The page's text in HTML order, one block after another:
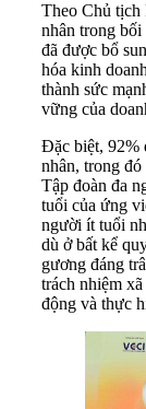
Theo Chủ tịch
nhân trong
đã được bổ
hóa kinh
thành sức
vững của
Đặc biệt, 92%
nhân, trong
Tập đoàn đa
tuổi của ứng
người ít tuổi
dù ở bất kể
gương đáng
trách nhiệm
động và thực